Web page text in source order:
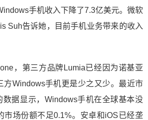
手机收入下降了7.3亿美元。微软
Suh告诉她，目前手机业务带来的收入
，第三方品牌Lumia已经因为诺基亚
方Windows手机更是少之又少。最近市
数据显示，Windows手机在全球基本没
市场份额不足0.1%。安卓和iOS已经垄